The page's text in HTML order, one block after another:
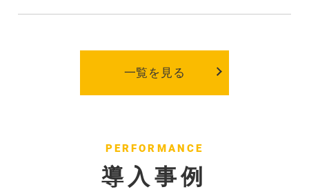
一覧を見る
PERFORMANCE
導入事例